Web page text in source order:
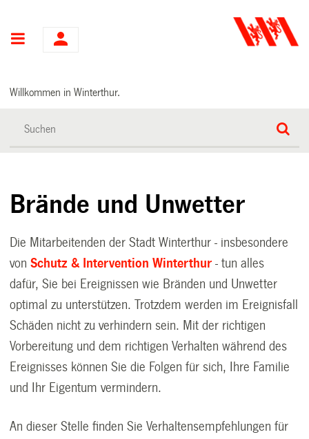
Hauptnavigation
Willkommen in Winterthur.
Brände und Unwetter
Die Mitarbeitenden der Stadt Winterthur - insbesondere
vonSchutz & Intervention Winterthur - tun alles
dafür, Sie bei Ereignissen wie Bränden und Unwetter
optimal zu unterstützen. Trotzdem werden im Ereignisfall
Schäden nicht zu verhindern sein. Mit der richtigen
Vorbereitung und dem richtigen Verhalten während des
Ereignisses können Sie die Folgen für sich, Ihre Familie
und Ihr Eigentum vermindern.
An dieser Stelle finden Sie Verhaltensempfehlungen für